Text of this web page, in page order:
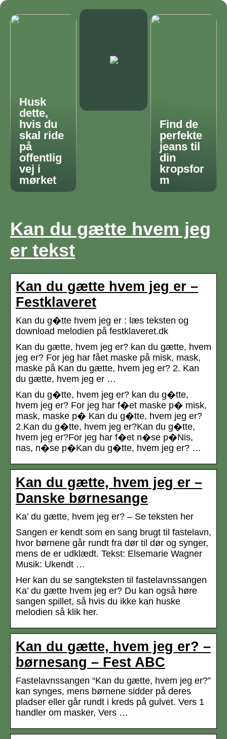
Husk
dette,
hvis du
skal ride
på
offentlig
vej i
mørket
Find de
perfekte
jeans til
din
kropsfor
m
Kan du gætte hvem jeg
er tekst
Kan du gætte hvem jeg er –
Festklaveret
Kan du g�tte hvem jeg er : læs teksten og
download melodien på festklaveret.dk
Kan du gætte, hvem jeg er? kan du gætte, hvem
jeg er? For jeg har fået maske på misk, mask,
maske på Kan du gætte, hvem jeg er? 2. Kan
du gætte, hvem jeg er …
Kan du g�tte, hvem jeg er? kan du g�tte,
hvem jeg er? For jeg har f�et maske p� misk,
mask, maske p� Kan du g�tte, hvem jeg er?
2.Kan du g�tte, hvem jeg er?Kan du g�tte,
hvem jeg er?For jeg har f�et n�se p�Nis,
nas, n�se p�Kan du g�tte, hvem jeg er? …
Kan du gætte, hvem jeg er –
Danske børnesange
Ka’ du gætte, hvem jeg er? – Se teksten her
Sangen er kendt som en sang brugt til fastelavn,
hvor børnene går rundt fra dør til dør og synger,
mens de er udklædt. Tekst: Elsemarie Wagner
Musik: Ukendt …
Her kan du se sangteksten til fastelavnssangen
Ka’ du gætte hvem jeg er? Du kan også høre
sangen spillet, så hvis du ikke kan huske
melodien så klik her.
Kan du gætte, hvem jeg er? –
børnesang – Fest ABC
Fastelavnssangen “Kan du gætte, hvem jeg er?”
kan synges, mens børnene sidder på deres
pladser eller går rundt i kreds på gulvet. Vers 1
handler om masker, Vers …